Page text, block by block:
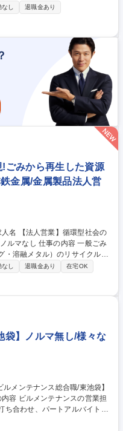
付けられているため、事業が安
記業務をお任せします。 ■取引
作成 ■設計担当へ図面依頼 ■工
事立ち会い ■消防検査・訓練
】営業/救
・新規開拓なし
し
退職金あり
!ごみから再生した資源
金属/金属製品法人営
内容 一般ごみ
・溶融メタル）のリサイクル事
産物を仕入れ、資材や原料と
貢献します。 【業務詳
■溶融物の産出量確認・管理■
営業■新規顧客の開拓および販
理、物流・配送手配 【募
。20年以上にわたり安定成長
職種 【法人営
資源の販売/個人ノルマなし
し 退職金あり
在宅OK
袋】ノルマ無し/様々な
ち合わせ、パートアルバイトの
取引先からの紹介が多いため、